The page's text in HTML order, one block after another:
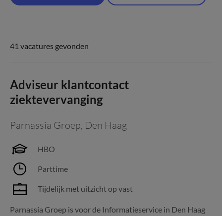
41 vacatures gevonden
Adviseur klantcontact
ziektevervanging
Parnassia Groep, Den Haag
HBO
Parttime
Tijdelijk met uitzicht op vast
Parnassia Groep is voor de Informatieservice in Den Haag